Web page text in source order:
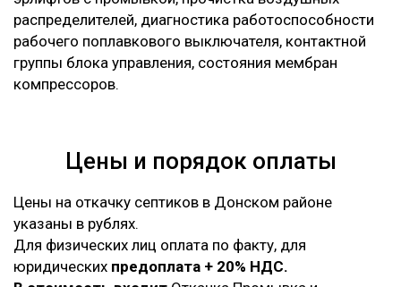
распределителей, диагностика работоспособности
рабочего поплавкового выключателя, контактной
группы блока управления, состояния мембран
компрессоров.
Цены и порядок оплаты
Цены на откачку септиков в Донском районе
указаны в рублях.
Для физических лиц оплата по факту, для
юридических предоплата + 20% НДС.